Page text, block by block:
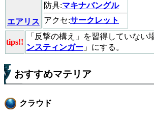
エアリス
防具:マキナバングル
アクセ:サークレット
tips!!
「反撃の構え」を習得していない
ンスティンガー 」にする。
おすすめマテリア
クラウド